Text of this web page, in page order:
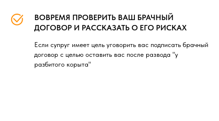
ВОВРЕМЯ ПРОВЕРИТЬ ВАШ БРАЧНЫЙ
ДОГОВОР И РАССКАЗАТЬ О ЕГО РИСКАХ
Если супруг имеет цель уговорить вас подписать брачный
договор с целью оставить вас после развода "у
разбитого корыта"